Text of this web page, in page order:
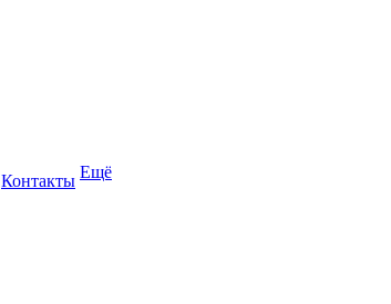
Контакты Ещё